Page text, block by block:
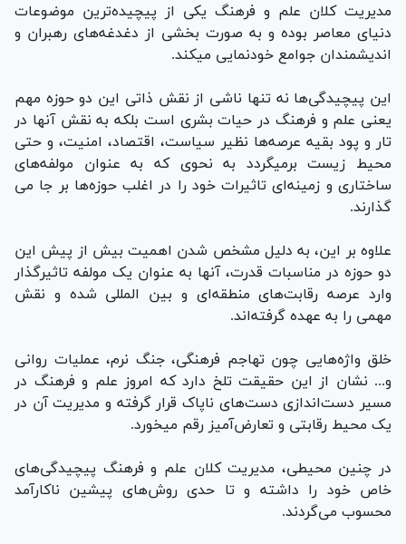
مدیریت کلان علم و فرهنگ یکی از پیچیده­‌ترین موضوعات
دنیای معاصر بوده و به صورت بخشی از دغدغه­‌های رهبران و
اندیشمندان جوامع خودنمایی می­کند.
این پیچیدگی­‌ها نه تنها ناشی از نقش ذاتی این دو حوزه مهم
یعنی علم و فرهنگ در حیات بشری است بلکه به نقش آن­ها در
تار و پود بقیه­ عرصه­‌ها نظیر سیاست، اقتصاد، امنیت، و حتی
محیط زیست برمی­گردد به نحوی که به عنوان مولفه­‌های
ساختاری و زمینه‌­ای تاثیرات خود را در اغلب حوزه‌ها بر جا می­‌
گذارند.
علاوه بر این، به دلیل مشخص شدن اهمیت بیش از پیش این
دو حوزه در مناسبات قدرت، آن­ها به عنوان یک مولفه تاثیرگذار
وارد عرصه رقابت­‌های منطقه­‌ای و بین­ ا‌لمللی شده و نقش
مهمی را به عهده گرفته­‌اند.
خلق واژه‌هایی چون تهاجم فرهنگی، جنگ نرم، عملیات روانی
و... نشان از این حقیقت تلخ دارد که امروز علم و فرهنگ در
مسیر دست­‌اندازی دست­‌های ناپاک قرار گرفته و مدیریت آن در
یک محیط رقابتی و تعارض‌­آمیز رقم می­خورد.
در چنین محیطی، مدیریت کلان علم و فرهنگ پیچیدگی‌­های
خاص خود را داشته و تا حدی روش‌های پیشین ناکارآمد
محسوب می­‌گردند.